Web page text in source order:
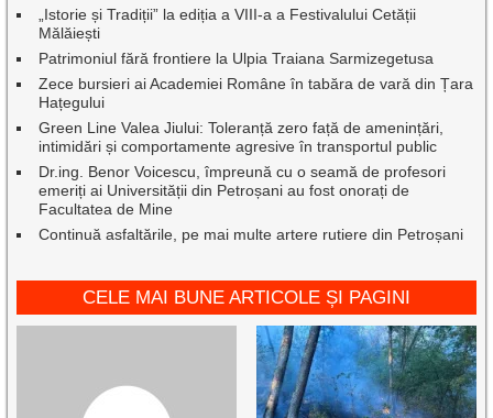
„Istorie și Tradiții” la ediția a VIII-a a Festivalului Cetății
Mălăiești
Patrimoniul fără frontiere la Ulpia Traiana Sarmizegetusa
Zece bursieri ai Academiei Române în tabăra de vară din Țara
Hațegului
Green Line Valea Jiului: Toleranță zero față de amenințări,
intimidări și comportamente agresive în transportul public
Dr.ing. Benor Voicescu, împreună cu o seamă de profesori
emeriți ai Universității din Petroșani au fost onorați de
Facultatea de Mine
Continuă asfaltările, pe mai multe artere rutiere din Petroșani
CELE MAI BUNE ARTICOLE ȘI PAGINI